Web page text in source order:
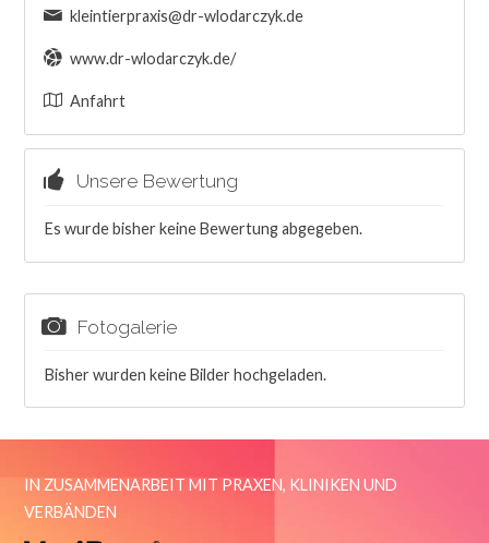
kleintierpraxis@dr-wlodarczyk.de
www.dr-wlodarczyk.de/
Anfahrt
Unsere Bewertung
Es wurde bisher keine Bewertung abgegeben.
Fotogalerie
Bisher wurden keine Bilder hochgeladen.
IN ZUSAMMENARBEIT MIT PRAXEN, KLINIKEN UND
VERBÄNDEN